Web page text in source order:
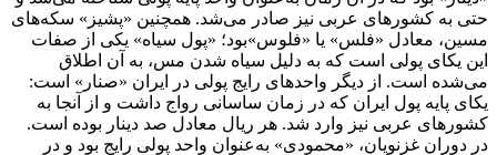
حتی به کشورهای عربی نیز صادر می‌شد. همچنین «پشیز» سکه‌های
مسین، معادل «فلس» یا «فلوس»بود؛ «پول سیاه» یکی از صفات
این یکای پولی است که به دلیل سیاه شدن مس، به آن اطلاق
می‌شده است. از دیگر واحدهای رایج پولی در ایران «صنار» است:
یکای پایه پول ایران که در زمان ساسانی رواج داشت و از آنجا به
کشورهای عربی نیز وارد شد. هر ریال معادل صد دینار بوده است.
در دوران غزنویان، «محمودی» به‌عنوان واحد پولی رایج بود و در